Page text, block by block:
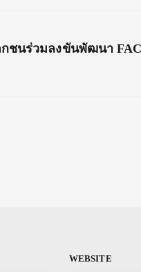
กชนร่วมลงขันพัฒนา
WEBSITE